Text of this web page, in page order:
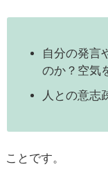
自分の発言
のか？空気
人との意志
ことです。